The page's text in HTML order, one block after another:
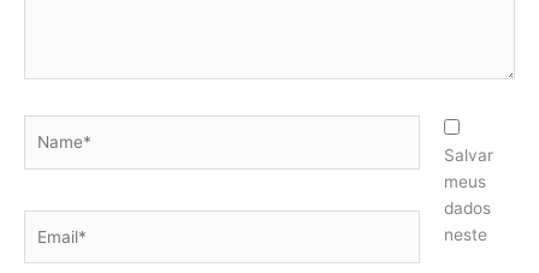
Salvar
meus
dados
neste